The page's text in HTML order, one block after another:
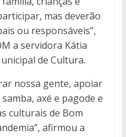
mas deverão
ou responsáveis”,
a servidora Kátia
de Cultura.
nossa gente, apoiar
axé e pagode e
culturais de Bom
afirmou a